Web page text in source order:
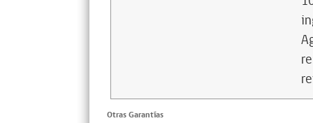
Otras Garantías